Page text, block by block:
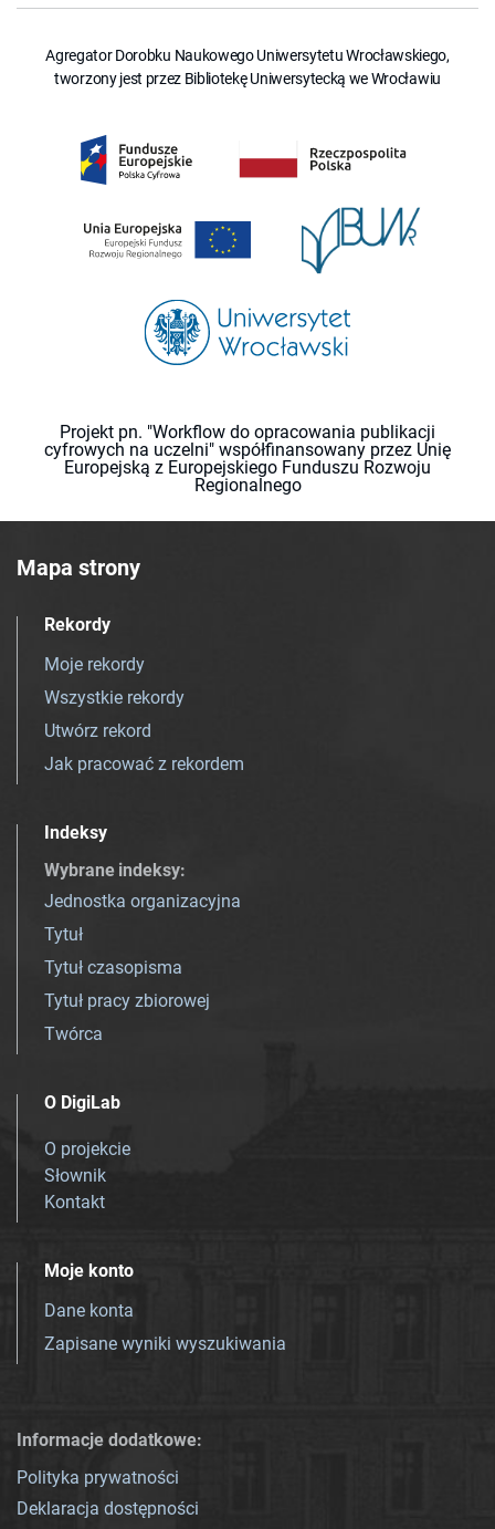
Agregator Dorobku Naukowego Uniwersytetu Wrocławskiego,
tworzony jest przez Bibliotekę Uniwersytecką we Wrocławiu
Projekt pn. "Workflow do opracowania publikacji
cyfrowych na uczelni" współfinansowany przez Unię
Europejską z Europejskiego Funduszu Rozwoju
Regionalnego
Mapa strony
Rekordy
Moje rekordy
Wszystkie rekordy
Utwórz rekord
Jak pracować z rekordem
Indeksy
Wybrane indeksy:
Jednostka organizacyjna
Tytuł
Tytuł czasopisma
Tytuł pracy zbiorowej
Twórca
O DigiLab
O projekcie
Słownik
Kontakt
Moje konto
Dane konta
Zapisane wyniki wyszukiwania
Informacje dodatkowe:
Polityka prywatności
Deklaracja dostępności